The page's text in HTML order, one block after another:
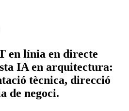
en línia en directe
IA en arquitectura:
tècnica, direcció
de negoci.